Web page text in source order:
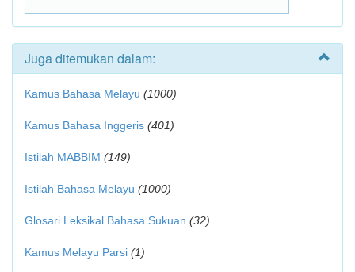
Juga ditemukan dalam:
Kamus Bahasa Melayu (1000)
Kamus Bahasa Inggeris (401)
Istilah MABBIM (149)
Istilah Bahasa Melayu (1000)
Glosari Leksikal Bahasa Sukuan (32)
Kamus Melayu Parsi (1)